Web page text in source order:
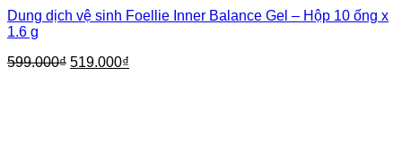
Dung dịch vệ sinh Foellie Inner Balance Gel – Hộp 10 ống x
1.6 g
599.000₫ 519.000₫